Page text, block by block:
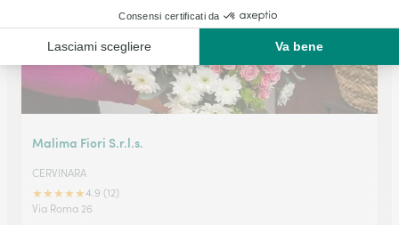
Malima Fiori S.r.l.s.
CERVINARA
★★★★★4.9 (12)
Via Roma 26